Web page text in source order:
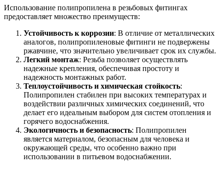
Труба
латунная
Шина
медная
Круг
медный
(пруток)
Лента
медная
Лист
медный
Труба
медная
Круг
бронзовый
(пруток)
Олово,
cвинец,
цинк,
Фитинги
резьбовые
латунные
Фитинги
резьбовые
стальные
резьбовые
чугунные
Хомуты
стальные
БУ металл
БУ трубы
Хомуты
стальные
Использование полипропилена в резьбовых фитингах
предоставляет множество преимуществ:
Устойчивость к коррозии: В отличие от металлических
аналогов, полипропиленовые фитинги не подвержены
ржавчине, что значительно увеличивает срок их службы.
Легкий монтаж: Резьба позволяет осуществлять
надежные крепления, обеспечивая простоту и
надежность монтажных работ.
Теплоустойчивость и химическая стойкость:
Полипропилен стабилен при высоких температурах и
воздействии различных химических соединений, что
делает его идеальным выбором для систем отопления и
горячего водоснабжения.
Экологичность и безопасность: Полипропилен
является материалом, безопасным для человека и
окружающей среды, что особенно важно при
использовании в питьевом водоснабжении.